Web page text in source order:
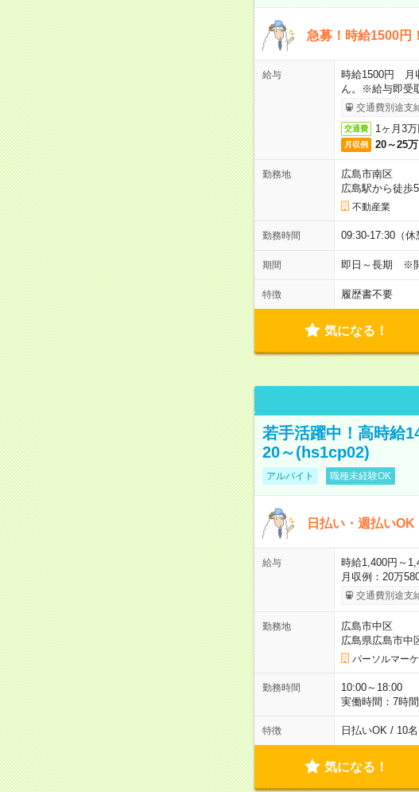
急募！時給1500円
給与
時給1500円 月
ん。※給与即受
交通費別途支
交通費 1ヶ月3
月収例 20～25万
勤務地
広島市南区
広島駅から徒歩
不動産業
勤務時間 09:30-17:30（休
期間 即日～長期 ※
特徴 履歴書不要
気になる！
若手活躍中！高時給
20～(hs1cp02)
アルバイト 職種未経験OK
日払い・週払い
給与
時給1,400円～
月収例：20万
交通費別途支
勤務地
広島市中区
広島県広島市中
パーソルマー
勤務時間
10:00～18:00
実働時間：7時
特徴 日払いOK / 10
気になる！